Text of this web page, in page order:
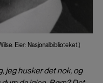
Eier: Nasjonalbiblioteket.)
jeg husker det nok, og